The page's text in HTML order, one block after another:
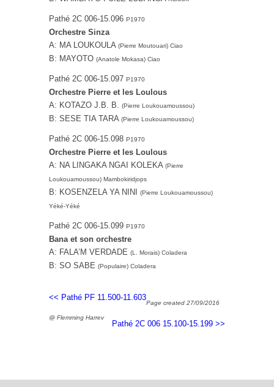
Pathé 2C 006-15.096 P1970
Orchestre Sinza
A: MA LOUKOULA (Pierre Moutouari) Ciao
B: MAYOTO (Anatole Mokasa) Ciao
Pathé 2C 006-15.097 P1970
Orchestre Pierre et les Loulous
A: KOTAZO J.B. B.
(Pierre Loukouamoussou)
B: SESE TIA TARA (Pierre Loukouamoussou)
Pathé 2C 006-15.098 P1970
Orchestre Pierre et les Loulous
A: NA LINGAKA NGAI KOLEKA (Pierre
Loukouamoussou) Mambokiridjops
B: KOSENZELA YA NINI
(Pierre Loukouamoussou)
Yéké-Yéké
Pathé 2C 006-15.099 P1970
Bana et son orchestre
A: FALA’M VERDADE (L. Morais) Coladera
B: SO SABE (Populaire) Coladera
<< Pathé PF 11.500-11.603
Pathé 2C 006 15.100-15.199 >>
Page created 27/09/2016
@ Flemming Harrev